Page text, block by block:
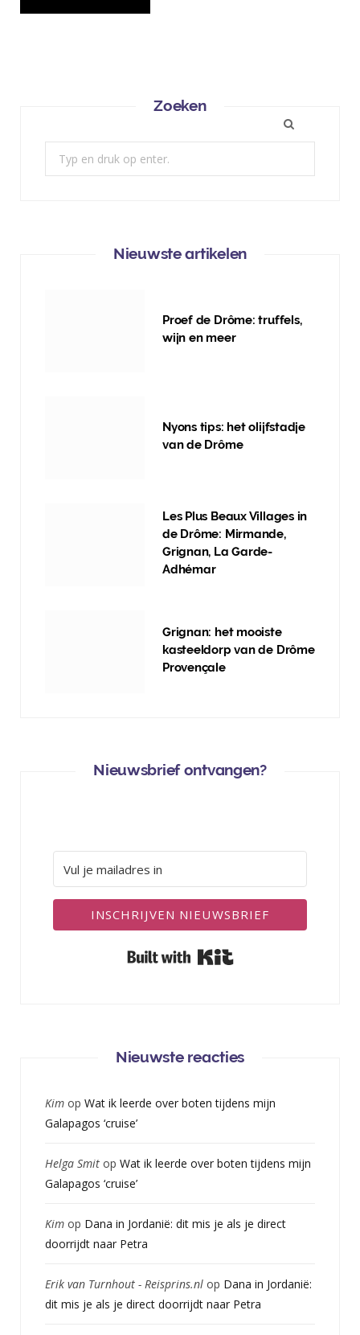
Zoeken
Nieuwste artikelen
Proef de Drôme: truffels,
wijn en meer
Nyons tips: het olijfstadje
van de Drôme
Les Plus Beaux Villages in
de Drôme: Mirmande,
Grignan, La Garde-
Adhémar
Grignan: het mooiste
kasteeldorp van de Drôme
Provençale
Nieuwsbrief ontvangen?
INSCHRIJVEN NIEUWSBRIEF
Nieuwste reacties
Kim op Wat ik leerde over boten tijdens mijn
Galapagos ‘cruise’
Helga Smit op Wat ik leerde over boten tijdens mijn
Galapagos ‘cruise’
Kim op Dana in Jordanië: dit mis je als je direct
doorrijdt naar Petra
Erik van Turnhout - Reisprins.nl op Dana in Jordanië:
dit mis je als je direct doorrijdt naar Petra